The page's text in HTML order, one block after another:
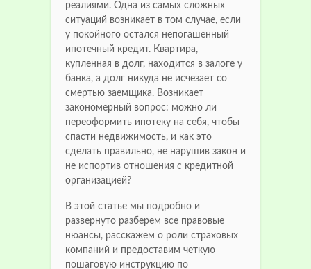
реалиями. Одна из самых сложных
ситуаций возникает в том случае, если
у покойного остался непогашенный
ипотечный кредит. Квартира,
купленная в долг, находится в залоге у
банка, а долг никуда не исчезает со
смертью заемщика. Возникает
закономерный вопрос: можно ли
переоформить ипотеку на себя, чтобы
спасти недвижимость, и как это
сделать правильно, не нарушив закон и
не испортив отношения с кредитной
организацией?
В этой статье мы подробно и
развернуто разберем все правовые
нюансы, расскажем о роли страховых
компаний и предоставим четкую
пошаговую инструкцию по